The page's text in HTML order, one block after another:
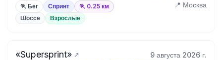
🏃 Бег Спринт 🏃 0.25 км 📍 Москва
Шоссе Взрослые
«Supersprint» 9 августа 2026 г.